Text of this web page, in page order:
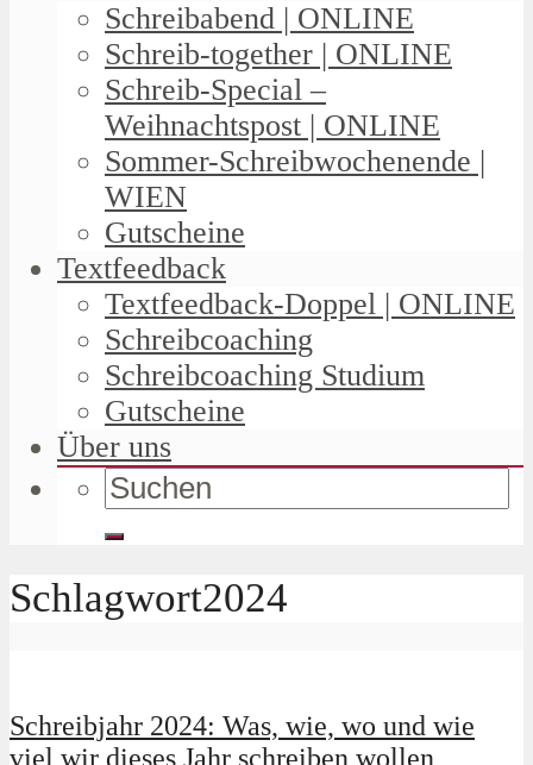
Schreibabend | ONLINE
Schreib-together | ONLINE
Schreib-Special –
Weihnachtspost | ONLINE
Sommer-Schreibwochenende |
WIEN
Gutscheine
Textfeedback
Textfeedback-Doppel | ONLINE
Schreibcoaching
Schreibcoaching Studium
Gutscheine
Über uns
Schlagwort2024
Schreibjahr 2024: Was, wie, wo und wie
viel wir dieses Jahr schreiben wollen